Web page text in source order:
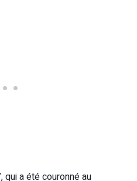
qui a été couronné au